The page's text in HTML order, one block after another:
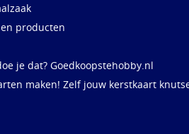
producten
je dat? Goedkoopstehobby.nl
maken! Zelf jouw kerstkaart